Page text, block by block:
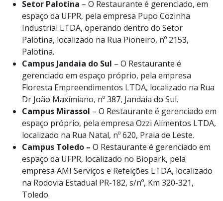
Setor Palotina – O Restaurante é gerenciado, em
espaço da UFPR, pela empresa Pupo Cozinha
Industrial LTDA, operando dentro do Setor
Palotina, localizado na Rua Pioneiro, nº 2153,
Palotina.
Campus Jandaia do Sul – O Restaurante é
gerenciado em espaço próprio, pela empresa
Floresta Empreendimentos LTDA, localizado na Rua
Dr João Maxímiano, nº 387, Jandaia do Sul.
Campus Mirassol – O Restaurante é gerenciado em
espaço próprio, pela empresa Ozzi Alimentos LTDA,
localizado na Rua Natal, nº 620, Praia de Leste.
Campus Toledo – O Restaurante é gerenciado em
espaço da UFPR, localizado no Biopark, pela
empresa AMI Serviços e Refeições LTDA, localizado
na Rodovia Estadual PR-182, s/nº, Km 320-321,
Toledo.